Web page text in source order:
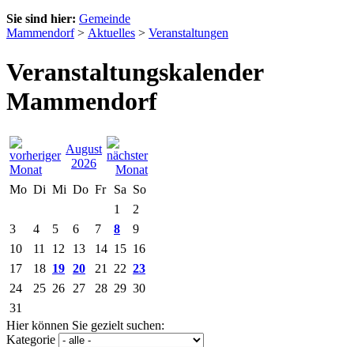
Sie sind hier: Gemeinde
Mammendorf> Aktuelles > Veranstaltungen
Veranstaltungskalender
Mammendorf
August
2026
Mo Di Mi Do Fr Sa So
1
2
3
4 5 6 7 8
9
10
11 12 13 14 15 16
17
18 19 20 21 22 23
24
25 26 27 28 29 30
31
Hier können Sie gezielt suchen:
Kategorie